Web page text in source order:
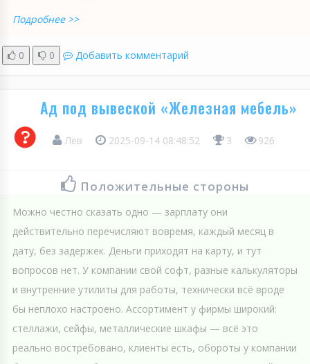
Подробнее >>
0 0 Добавить комментарий
Ад под вывеской «Железная мебель»
Лев 2025-09-14 08:48:52 3 926
Положительные стороны
Можно честно сказать одно — зарплату они
действительно перечисляют вовремя, каждый месяц в
дату, без задержек. Деньги приходят на карту, и тут
вопросов нет. У компании свой софт, разные калькуляторы
и внутренние утилиты для работы, технически всё вроде
бы неплохо настроено. Ассортимент у фирмы широкий:
стеллажи, сейфы, металлические шкафы — всё это
реально востребовано, клиенты есть, обороты у компании